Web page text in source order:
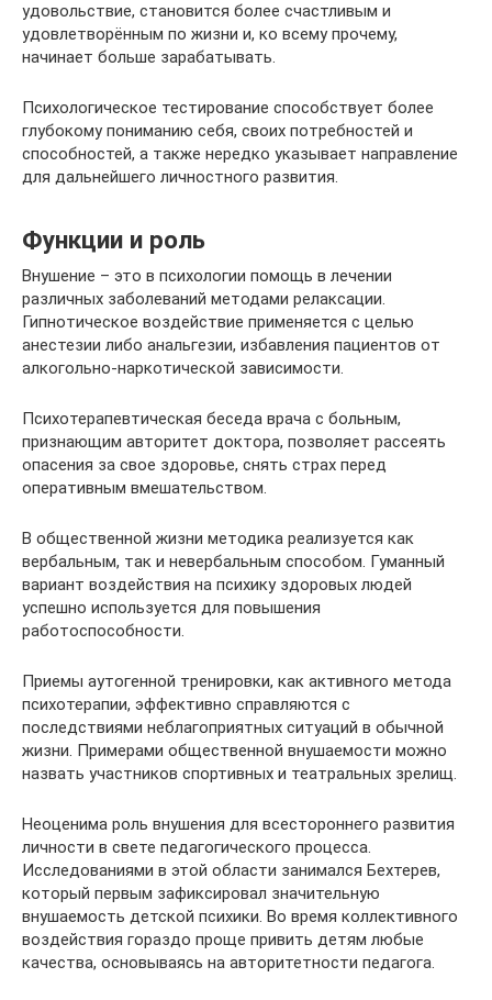
удовольствие, становится более счастливым и
удовлетворённым по жизни и, ко всему прочему,
начинает больше зарабатывать.
Психологическое тестирование способствует более
глубокому пониманию себя, своих потребностей и
способностей, а также нередко указывает направление
для дальнейшего личностного развития.
Функции и роль
Внушение – это в психологии помощь в лечении
различных заболеваний методами релаксации.
Гипнотическое воздействие применяется с целью
анестезии либо анальгезии, избавления пациентов от
алкогольно-наркотической зависимости.
Психотерапевтическая беседа врача с больным,
признающим авторитет доктора, позволяет рассеять
опасения за свое здоровье, снять страх перед
оперативным вмешательством.
В общественной жизни методика реализуется как
вербальным, так и невербальным способом. Гуманный
вариант воздействия на психику здоровых людей
успешно используется для повышения
работоспособности.
Приемы аутогенной тренировки, как активного метода
психотерапии, эффективно справляются с
последствиями неблагоприятных ситуаций в обычной
жизни. Примерами общественной внушаемости можно
назвать участников спортивных и театральных зрелищ.
Неоценима роль внушения для всестороннего развития
личности в свете педагогического процесса.
Исследованиями в этой области занимался Бехтерев,
который первым зафиксировал значительную
внушаемость детской психики. Во время коллективного
воздействия гораздо проще привить детям любые
качества, основываясь на авторитетности педагога.